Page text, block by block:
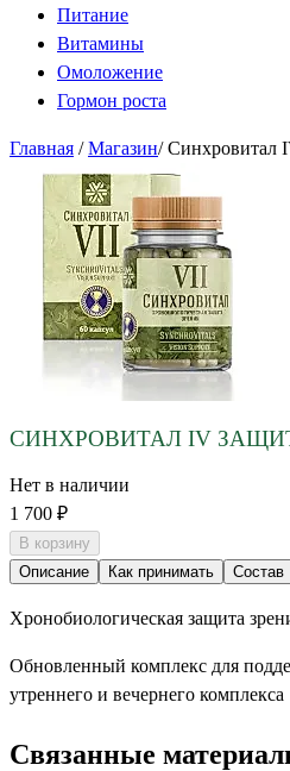
Питание
Витамины
Омоложение
Гормон роста
Главная / Магазин/ Синхровитал
СИНХРОВИТАЛ IV
Нет в наличии
1 700 ₽
В корзину
Описание
Как принимать Состав
Хронобиологическая защита
Обновленный комплекс для
утреннего и вечернего комплекса
Связанные